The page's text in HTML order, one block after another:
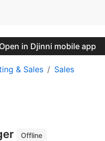
Open in Djinni mobile app
& Sales Sales
Offline